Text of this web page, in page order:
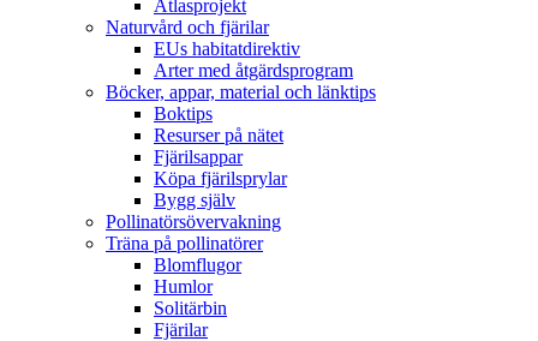
Atlasprojekt
Naturvård och fjärilar
EUs habitatdirektiv
Arter med åtgärdsprogram
Böcker, appar, material och länktips
Boktips
Resurser på nätet
Fjärilsappar
Köpa fjärilsprylar
Bygg själv
Pollinatörsövervakning
Träna på pollinatörer
Blomflugor
Humlor
Solitärbin
Fjärilar